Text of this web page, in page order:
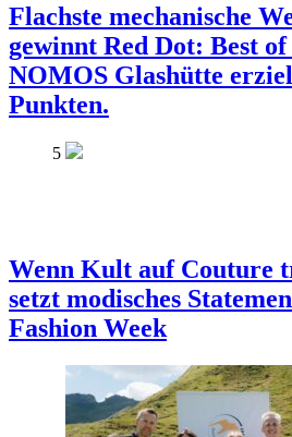
Flachste mechanische
gewinnt Red Dot: Best of
NOMOS Glashütte
Punkten.
5
Wenn Kult auf Couture
setzt modisches
Fashion Week